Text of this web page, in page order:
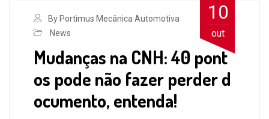
10
out
By Portimus Mecânica Automotiva
News
Mudanças na CNH: 40 pont
os pode não fazer perder d
ocumento, entenda!